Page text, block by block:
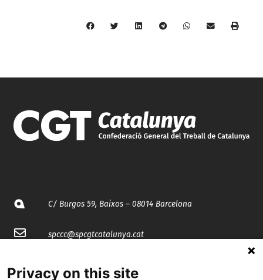
C/ Burgos 59, Baixos – 08014 Barcelona
spccc@spcgtcatalunya.cat
Privacy on this site